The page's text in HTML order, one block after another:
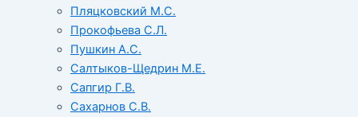
Пляцковский М.С.
Прокофьева С.Л.
Пушкин А.С.
Салтыков-Щедрин М.Е.
Сапгир Г.В.
Сахарнов С.В.